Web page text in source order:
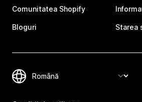
Comunitatea Shopify
Bloguri Starea